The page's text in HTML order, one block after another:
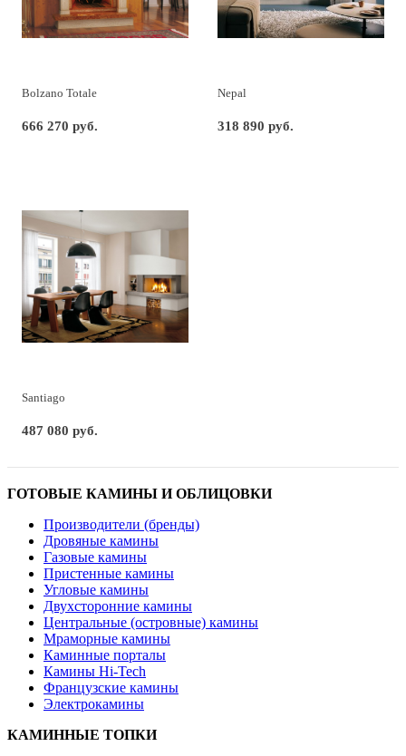
Bolzano Totale
666 270 руб.
Nepal
318 890 руб.
Santiago
487 080 руб.
ГОТОВЫЕ КАМИНЫ И ОБЛИЦОВКИ
Производители (бренды)
Дровяные камины
Газовые камины
Пристенные камины
Угловые камины
Двухсторонние камины
Центральные (островные) камины
Мраморные камины
Каминные порталы
Камины Hi-Tech
Французские камины
Электрокамины
КАМИННЫЕ ТОПКИ